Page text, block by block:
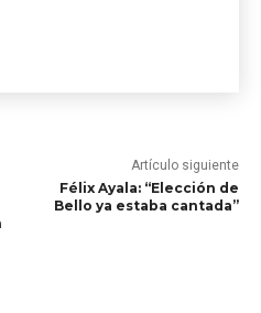
Artículo siguiente
Félix Ayala: “Elección de
Bello ya estaba cantada”